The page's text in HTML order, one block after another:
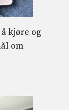
kjøre og
om